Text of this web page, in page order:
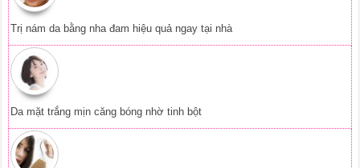
Trị nám da bằng nha đam hiệu quả ngay tại nhà
Da mặt trắng mịn căng bóng nhờ tinh bột